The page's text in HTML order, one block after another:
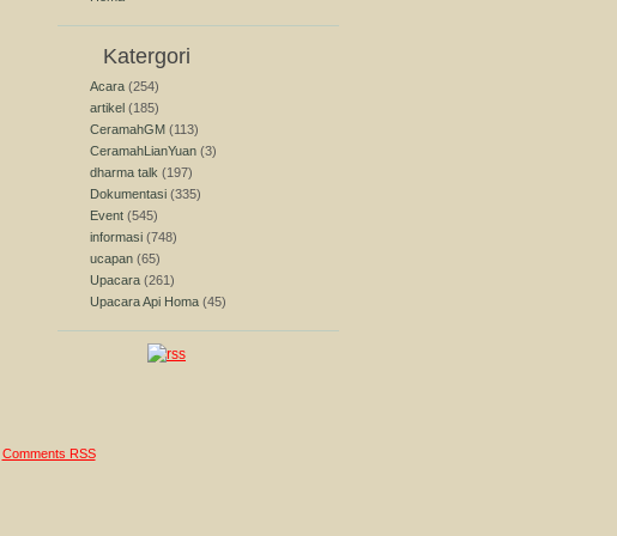
Katergori
Acara (254)
artikel (185)
CeramahGM (113)
CeramahLianYuan (3)
dharma talk (197)
Dokumentasi (335)
Event (545)
informasi (748)
ucapan (65)
Upacara (261)
Upacara Api Homa (45)
Comments RSS